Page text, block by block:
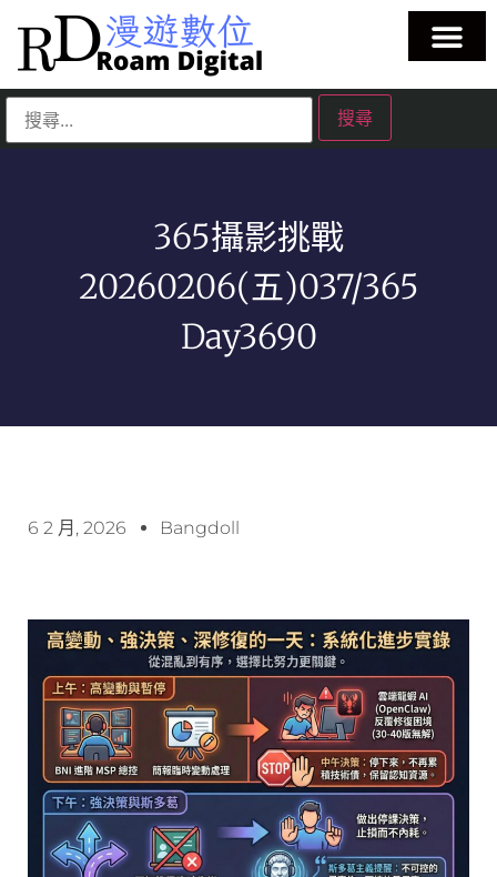
365攝影挑戰
20260206(五)037/365
Day3690
6 2 月, 2026 Bangdoll